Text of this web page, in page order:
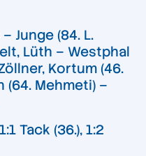
Junge (84. L.
Lüth – Westphal
Kortum (46.
(64. Mehmeti) –
Tack (36.), 1:2